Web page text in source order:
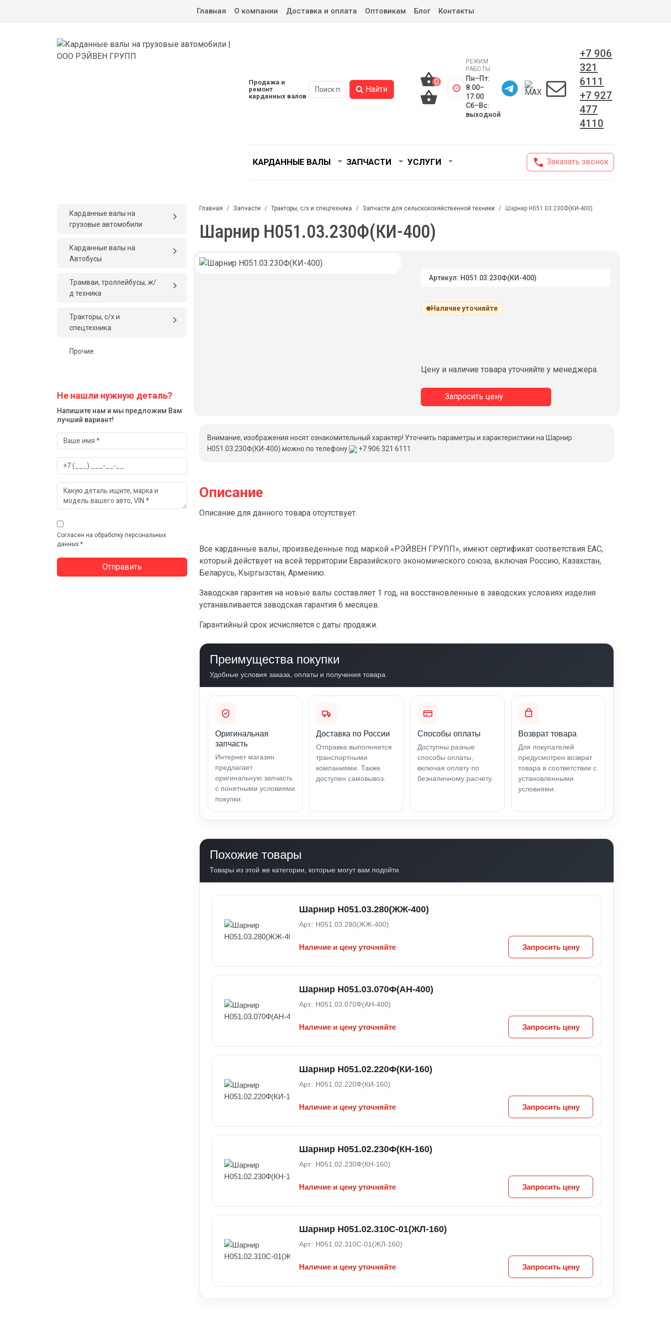
Главная О компании Доставка и оплата Оптовикам Блог Контакты
Продажа и
ремонт
карданных валов
Найти
0
0
РЕЖИМ
РАБОТЫ
Пн–Пт:
8:00–
17:00
Сб–Вс:
выходной
+7 906
321
6111
+7 927
477
4110
КАРДАННЫЕ ВАЛЫ ЗАПЧАСТИ УСЛУГИ Заказать звонок
Карданные валы на
грузовые автомобили
Карданные валы на
Автобусы
Трамваи, троллейбусы, ж/
д техника
Тракторы, с/x и
спецтехника
Прочие
Не нашли нужную деталь?
Напишите нам и мы предложим Вам
лучший вариант!
Согласен на обработку персональных
данных *
Главная Запчасти Тракторы, с/x и спецтехника Запчасти для сельскохозяйственной техники Шарнир Н051.03.230Ф(КИ-400)
Шарнир Н051.03.230Ф(КИ-400)
Артикул: Н051.03.230Ф(КИ-400)
Наличие уточняйте
Цену и наличие товара уточняйте у менеджера.
Запросить цену
Внимание, изображения носят ознакомительный характер! Уточнить параметры и характеристики на Шарнир
Н051.03.230Ф(КИ-400) можно по телефону
+7 906 321 6111
Описание
Описание для данного товара отсутствует.
Все карданные валы, произведенные под маркой «РЭЙВЕН ГРУПП», имеют сертификат соответствия ЕАС,
который действует на всей территории Евразийского экономического союза, включая Россию, Казахстан,
Беларусь, Кыргызстан, Армению.
Заводская гарантия на новые валы составляет 1 год, на восстановленные в заводских условиях изделия
устанавливается заводская гарантия 6 месяцев.
Гарантийный срок исчисляется с даты продажи.
Преимущества покупки
Удобные условия заказа, оплаты и получения товара.
Оригинальная
запчасть
Интернет магазин
предлагает
оригинальную запчасть
с понятными условиями
покупки.
Доставка по России
Отправка выполняется
транспортными
компаниями. Также
доступен самовывоз.
Способы оплаты
Доступны разные
способы оплаты,
включая оплату по
безналичному расчету.
Возврат товара
Для покупателей
предусмотрен возврат
товара в соответствии с
установленными
условиями.
Похожие товары
Товары из этой же категории, которые могут вам подойти.
Шарнир Н051.03.280(ЖЖ-400)
Арт.: Н051.03.280(ЖЖ-400)
Наличие и цену уточняйте Запросить цену
Шарнир Н051.03.070Ф(АН-400)
Арт.: Н051.03.070Ф(АН-400)
Наличие и цену уточняйте Запросить цену
Шарнир Н051.02.220Ф(КИ-160)
Арт.: Н051.02.220Ф(КИ-160)
Наличие и цену уточняйте Запросить цену
Шарнир Н051.02.230Ф(КН-160)
Арт.: Н051.02.230Ф(КН-160)
Наличие и цену уточняйте Запросить цену
Шарнир Н051.02.310С-01(ЖЛ-160)
Арт.: Н051.02.310С-01(ЖЛ-160)
Наличие и цену уточняйте Запросить цену